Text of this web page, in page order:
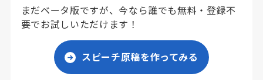
まだベータ版ですが、今なら誰でも無料・登録不
要でお試しいただけます！
スピーチ原稿を作ってみる